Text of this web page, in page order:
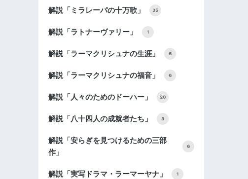
解説「ミラレーパの十万歌」 35
解説「ラトナーヴァリー」 1
解説「ラーマクリシュナの生涯」 6
解説「ラーマクリシュナの福音」 6
解説「人々のためのドーハー」 20
解説「八十四人の成就者たち」 3
解説「安らぎを見つけるための三部
作」
6
解説「実写ドラマ・ラーマーヤナ」 1